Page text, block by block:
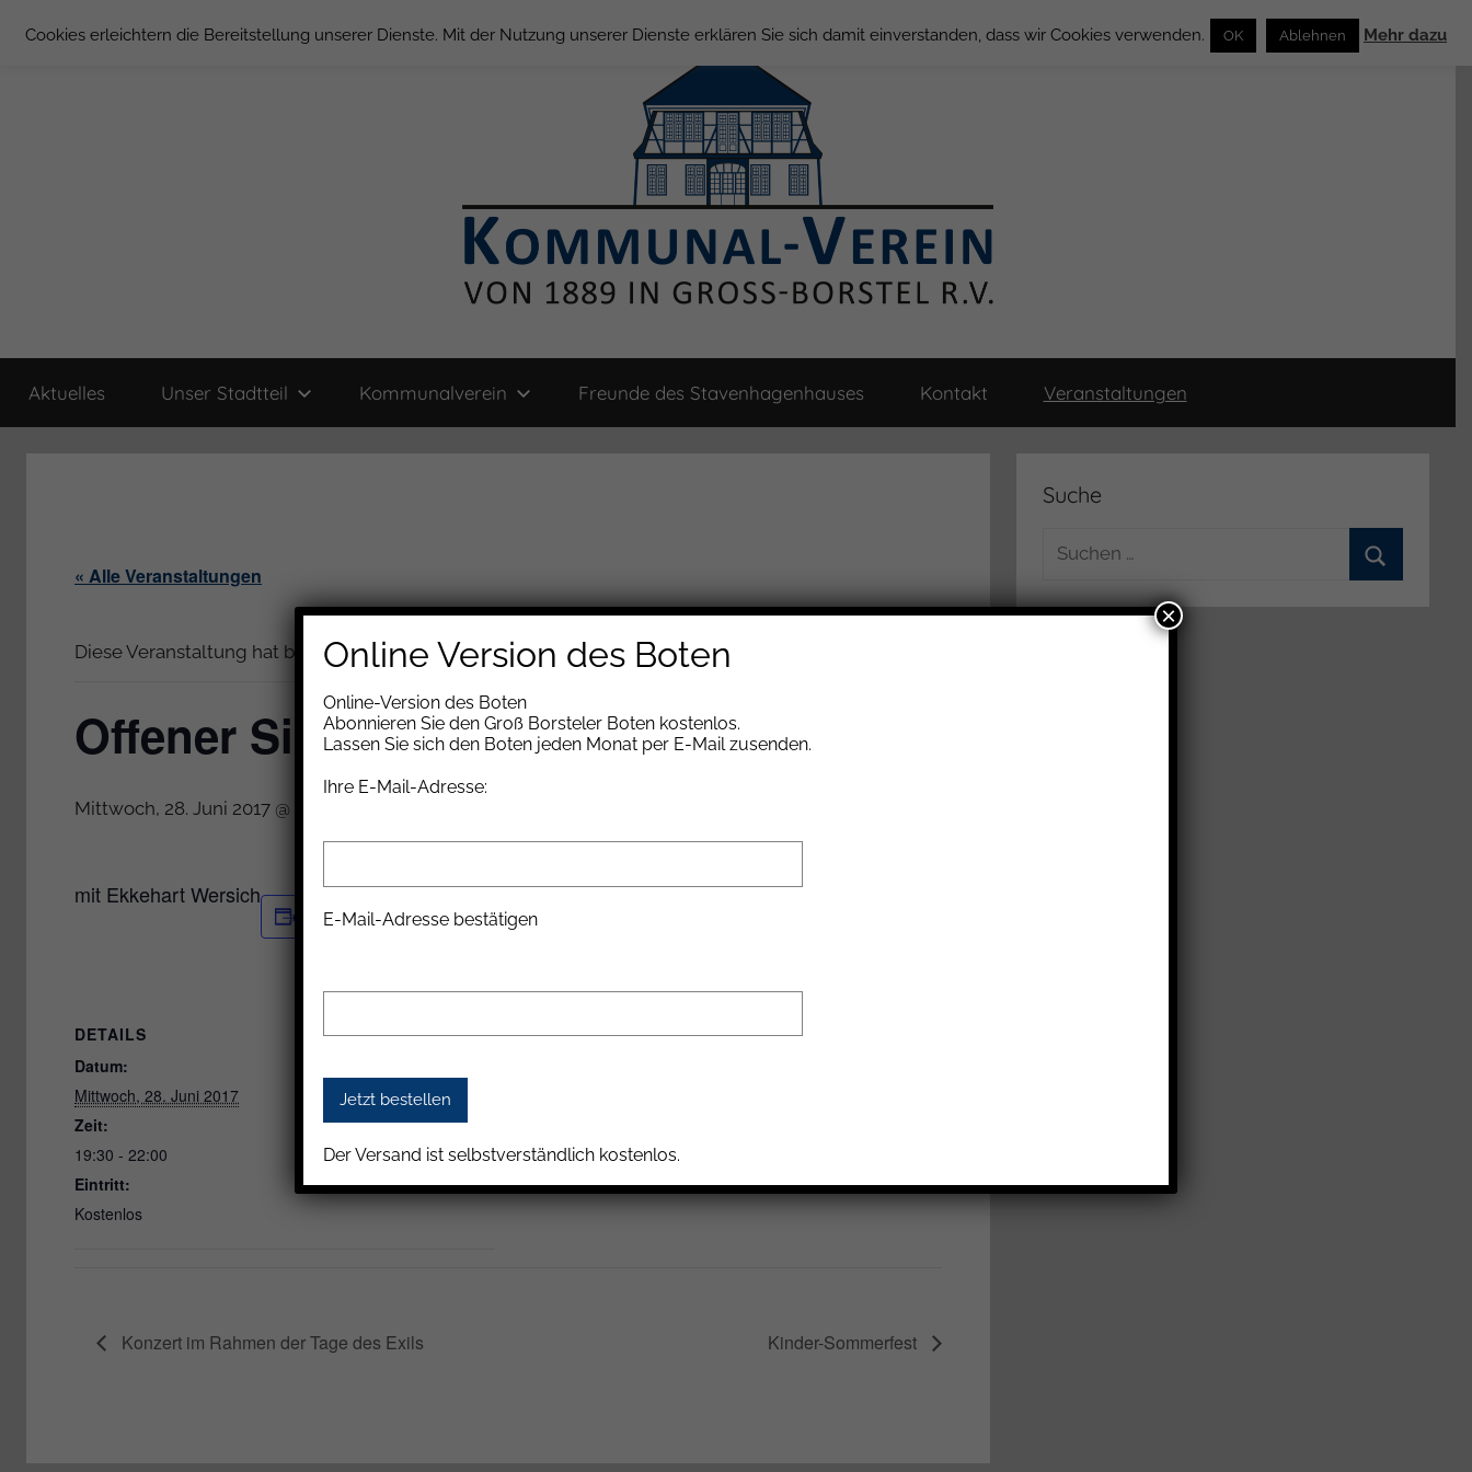
Inhalt
Groß
Borstel
Verein
von
Aktuelles Unser Stadtteil Kommunalverein Freunde des Stavenhagenhauses Kontakt Veranstaltungen
« Alle Veranstaltungen
Diese Veranstaltung hat bereits stattgefunden.
Offener Singekreis
Mittwoch, 28. Juni 2017 @ 19:30
mit Ekkehart Wersich
Zum Kalender hinzufügen
DETAILS
Datum:
Mittwoch, 28. Juni 2017
Zeit:
19:30 - 22:00
Eintritt:
Kostenlos
VERANSTALTUNGSORT
Konzert im Rahmen der Tage des Exils Kinder-Sommerfest
Suche
Suchen
Cookies erleichtern die Bereitstellung unserer Dienste. Mit der Nutzung unserer Dienste erklären Sie sich damit einverstanden, dass wir Cookies verwenden. OK Ablehnen Mehr dazu
Online Version des Boten
Online-Version des Boten
Abonnieren Sie den Groß Borsteler Boten kostenlos.
Lassen Sie sich den Boten jeden Monat per E-Mail zusenden.
Ihre E-Mail-Adresse:
E-Mail-Adresse bestätigen
Der Versand ist selbstverständlich kostenlos.
×